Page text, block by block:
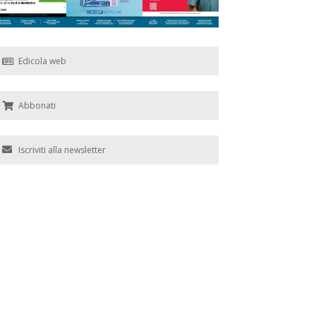
Edicola web
Abbonati
Iscriviti alla newsletter